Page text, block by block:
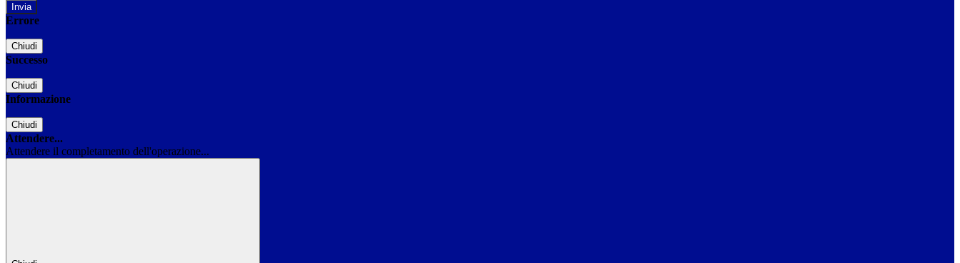
Errore
Chiudi
Successo
Chiudi
Informazione
Chiudi
Attendere...
Attendere il completamento dell'operazione...